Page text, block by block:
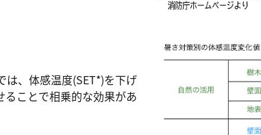
は、体感温度(SET*)を下げ
ることで相乗的な効果があ